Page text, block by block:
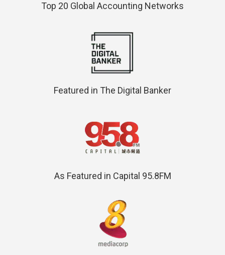
Top 20 Global Accounting Networks
Featured in The Digital Banker
As Featured in Capital 95.8FM